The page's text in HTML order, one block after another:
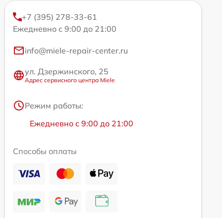
+7 (395) 278-33-61
Ежедневно с 9:00 до 21:00
info@miele-repair-center.ru
ул. Дзержинского, 25
Адрес сервисного центра Miele
Режим работы:
Ежедневно с 9:00 до 21:00
Способы оплаты